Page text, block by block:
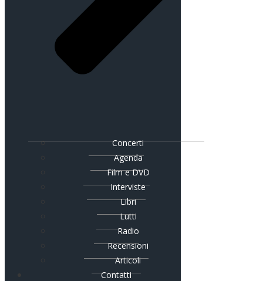
Concerti
Agenda
Film e DVD
Interviste
Libri
Lutti
Radio
Recensioni
Articoli
Contatti